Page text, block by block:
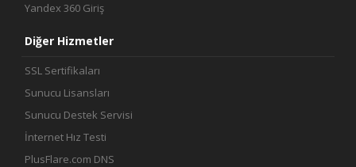
Yandex 360 Giriş
Diğer Hizmetler
SSL Sertifikaları
Sunucu Lisansları
Sunucu Destek Servisi
İnternet Hız Testi
PlusFlare.com DNS